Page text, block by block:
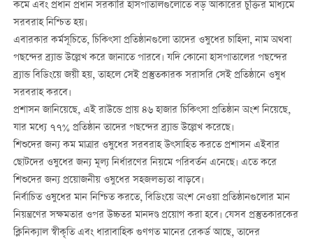
কমে এবং প্রধান প্রধান সরকারি হাসপাতালগুলোতে বড় আকারের চুক্তির মাধ্যমে
সরবরাহ নিশ্চিত হয়।
এবারকার কর্মসূচিতে, চিকিৎসা প্রতিষ্ঠানগুলো তাদের ওষুধের চাহিদা, নাম অথবা
পছন্দের ব্র্যান্ড উল্লেখ করে জানাতে পারবে। যদি কোনো হাসপাতালের পছন্দের
ব্র্যান্ড বিডিংয়ে জয়ী হয়, তাহলে সেই প্রস্তুতকারক সরাসরি সেই প্রতিষ্ঠানে ওষুধ
সরবরাহ করবে।
প্রশাসন জানিয়েছে, এই রাউন্ডে প্রায় ৪৬ হাজার চিকিৎসা প্রতিষ্ঠান অংশ নিয়েছে,
যার মধ্যে ৭৭% প্রতিষ্ঠান তাদের পছন্দের ব্র্যান্ড উল্লেখ করেছে।
শিশুদের জন্য কম মাত্রার ওষুধের সরবরাহ উৎসাহিত করতে প্রশাসন এইবার
ছোটদের ওষুধের জন্য মূল্য নির্ধারণের নিয়মে পরিবর্তন এনেছে। এতে করে
শিশুদের জন্য প্রয়োজনীয় ওষুধের সহজলভ্যতা বাড়বে।
নির্বাচিত ওষুধের মান নিশ্চিত করতে, বিডিংয়ে অংশ নেওয়া প্রতিষ্ঠানগুলোর মান
নিয়ন্ত্রণের সক্ষমতার ওপর উচ্চতর মানদণ্ড প্রয়োগ করা হবে। যেসব প্রস্তুতকারকের
ক্লিনিক্যাল স্বীকৃতি এবং ধারাবাহিক গুণগত মানের রেকর্ড আছে, তাদের